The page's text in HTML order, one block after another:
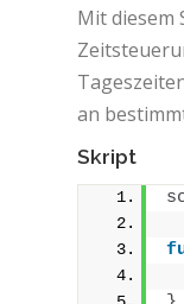
ÜBER MICH
Mit diesem
an
Skript